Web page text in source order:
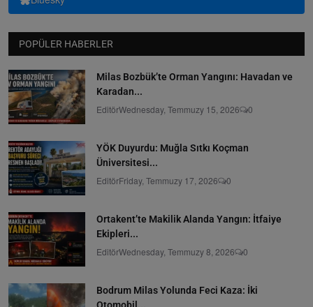
POPÜLER HABERLER
Milas Bozbük’te Orman Yangını: Havadan ve
Karadan...
EditörWednesday, Temmuzy 15, 2026 0
YÖK Duyurdu: Muğla Sıtkı Koçman
Üniversitesi...
EditörFriday, Temmuzy 17, 2026 0
Ortakent’te Makilik Alanda Yangın: İtfaiye
Ekipleri...
EditörWednesday, Temmuzy 8, 2026 0
Bodrum Milas Yolunda Feci Kaza: İki